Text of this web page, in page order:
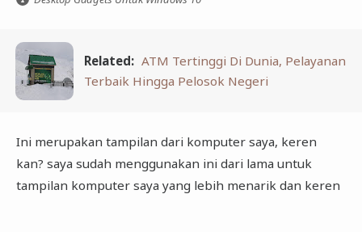
Related: ATM Tertinggi Di Dunia, Pelayanan
Terbaik Hingga Pelosok Negeri
Ini merupakan tampilan dari komputer saya, keren
kan? saya sudah menggunakan ini dari lama untuk
tampilan komputer saya yang lebih menarik dan keren